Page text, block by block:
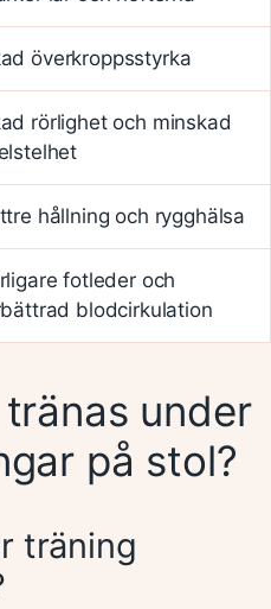
överkroppsstyrka
rörlighet och minskad
hållning och rygghälsa
fotleder och
blodcirkulation
under
på stol?
träning